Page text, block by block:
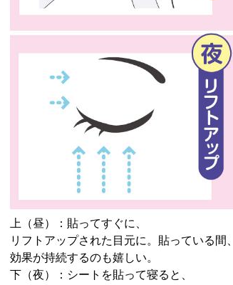
上（昼）：貼ってすぐに、
リフトアップされた目元に。貼っている間、
効果が持続するのも嬉しい。
下（夜）：シートを貼って寝ると、